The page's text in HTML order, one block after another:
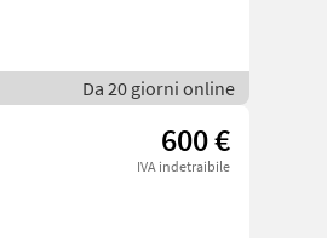
Da 20 giorni online
600 €
IVA indetraibile